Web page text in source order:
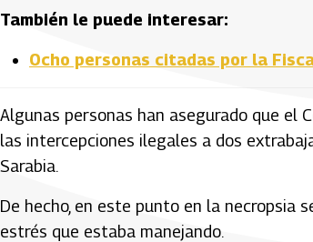
También le puede interesar:
Ocho personas citadas por la
Algunas personas han asegurado que el
las intercepciones ilegales a dos
Sarabia.
De hecho, en este punto en la necropsia
estrés que estaba manejando.